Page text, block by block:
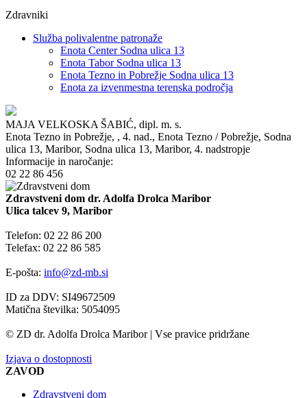
Zdravniki
Služba polivalentne patronaže
Enota Center Sodna ulica 13
Enota Tabor Sodna ulica 13
Enota Tezno in Pobrežje Sodna ulica 13
Enota za izvenmestna terenska področja
MAJA VELKOSKA ŠABIĆ, dipl. m. s.
Enota Tezno in Pobrežje, , 4. nad., Enota Tezno / Pobrežje, Sodna
ulica 13, Maribor, Sodna ulica 13, Maribor, 4. nadstropje
Informacije in naročanje:
02 22 86 456
Zdravstveni dom dr. Adolfa Drolca Maribor
Ulica talcev 9, Maribor
Telefon: 02 22 86 200
Telefax: 02 22 86 585
E-pošta: info@zd-mb.si
ID za DDV: SI49672509
Matična številka: 5054095
© ZD dr. Adolfa Drolca Maribor | Vse pravice pridržane
Izjava o dostopnosti
ZAVOD
Zdravstveni dom